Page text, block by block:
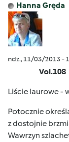
Hanna Gręda
ndz., 11/03/2013 -
Vol.108
Liście laurowe -
Potocznie
z dostojnie
Wawrzyn